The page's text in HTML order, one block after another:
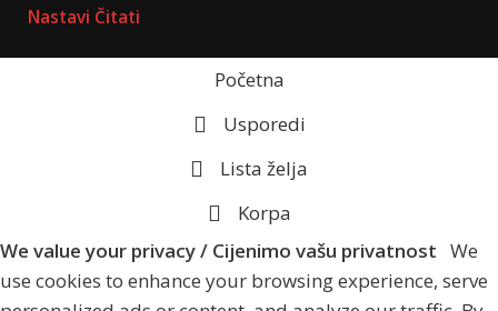
Nastavi Čitati
Početna
Usporedi
Lista želja
Korpa
We value your privacy / Cijenimo vašu privatnost We
use cookies to enhance your browsing experience, serve